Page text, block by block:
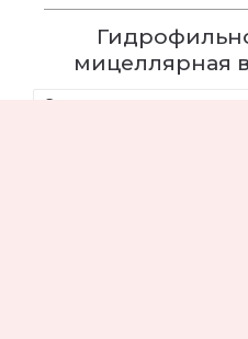
мицеллярная
Средство по уходу за